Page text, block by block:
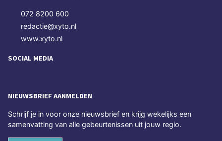
072 8200 600
redactie@xyto.nl
www.xyto.nl
SOCIAL MEDIA
NIEUWSBRIEF AANMELDEN
Schrijf je in voor onze nieuwsbrief en krijg wekelijks een
samenvatting van alle gebeurtenissen uit jouw regio.